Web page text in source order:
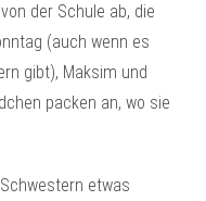
der Schule ab, die
(auch wenn es
gibt), Maksim und
packen an, wo sie
etwas